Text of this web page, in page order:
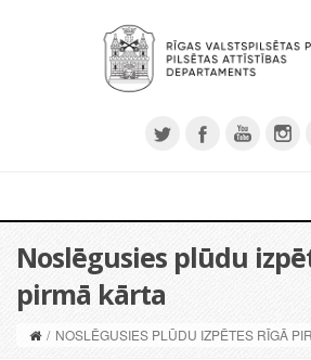
Noslēgusies plūdu
pirmā kārta
/ NOSLĒGUSIES PLŪDU IZPĒTES RĪGĀ